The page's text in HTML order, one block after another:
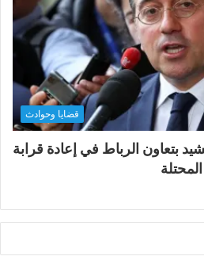
قضايا وحوادث
بتعاون الرباط في إعادة قرابة